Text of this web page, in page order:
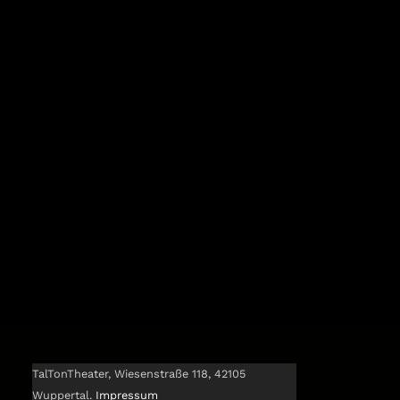
TalTonTheater, Wiesenstraße 118, 42105
Wuppertal. Impressum